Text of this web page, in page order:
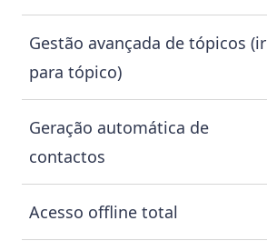
Gestão avançada de tópicos (ir
para tópico)
Geração automática de
contactos
Acesso offline total